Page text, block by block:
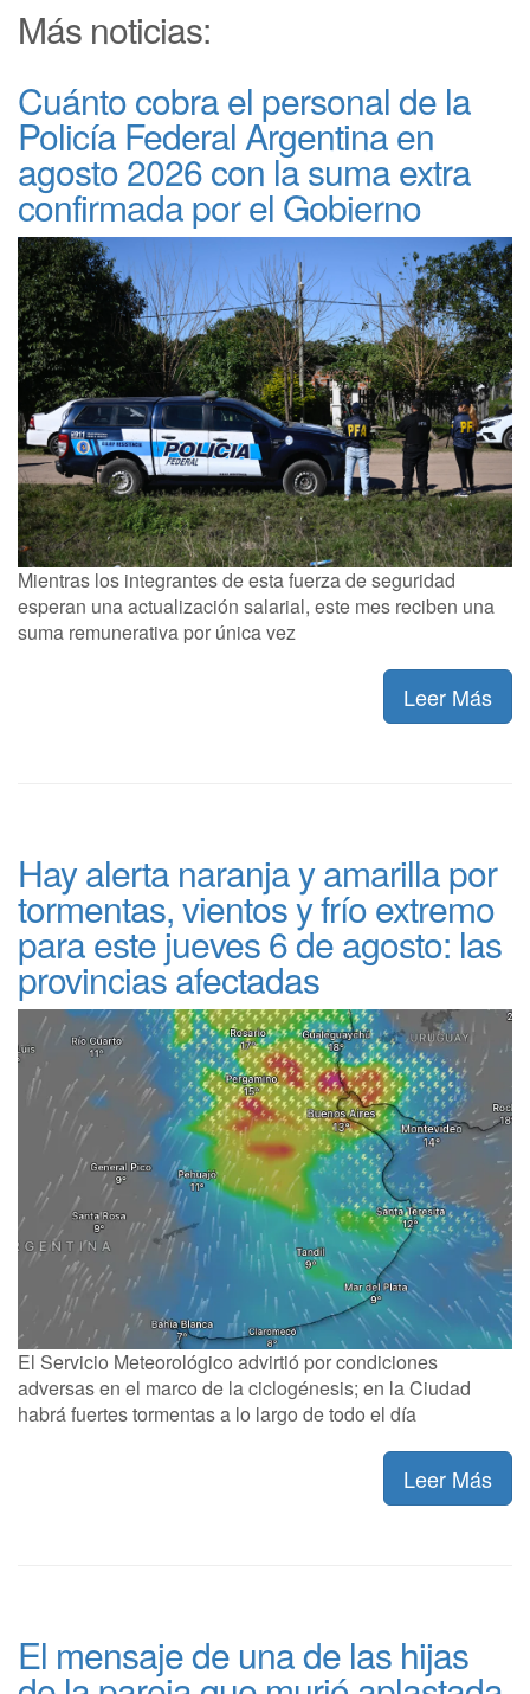
Más noticias:
Cuánto cobra el personal de la
Policía Federal Argentina en
agosto 2026 con la suma extra
confirmada por el Gobierno
Mientras los integrantes de esta fuerza de seguridad
esperan una actualización salarial, este mes reciben una
suma remunerativa por única vez
Leer Más
Hay alerta naranja y amarilla por
tormentas, vientos y frío extremo
para este jueves 6 de agosto: las
provincias afectadas
El Servicio Meteorológico advirtió por condiciones
adversas en el marco de la ciclogénesis; en la Ciudad
habrá fuertes tormentas a lo largo de todo el día
Leer Más
El mensaje de una de las hijas